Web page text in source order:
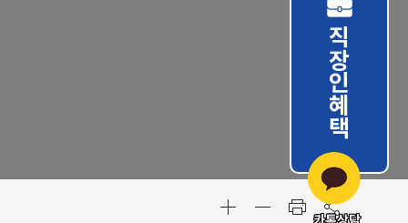
직장인혜택
카톡상담